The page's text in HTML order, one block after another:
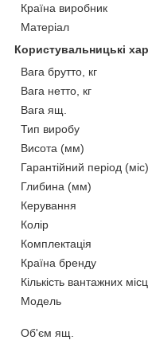
Країна виробник
Матеріал
Користувальницькі
Вага брутто, кг
Вага нетто, кг
Вага ящ.
Тип виробу
Висота (мм)
Гарантійний період (міс)
Глибина (мм)
Керування
Колір
Комплектація
Країна бренду
Кількість вантажних
Мoдель
Об'єм ящ.